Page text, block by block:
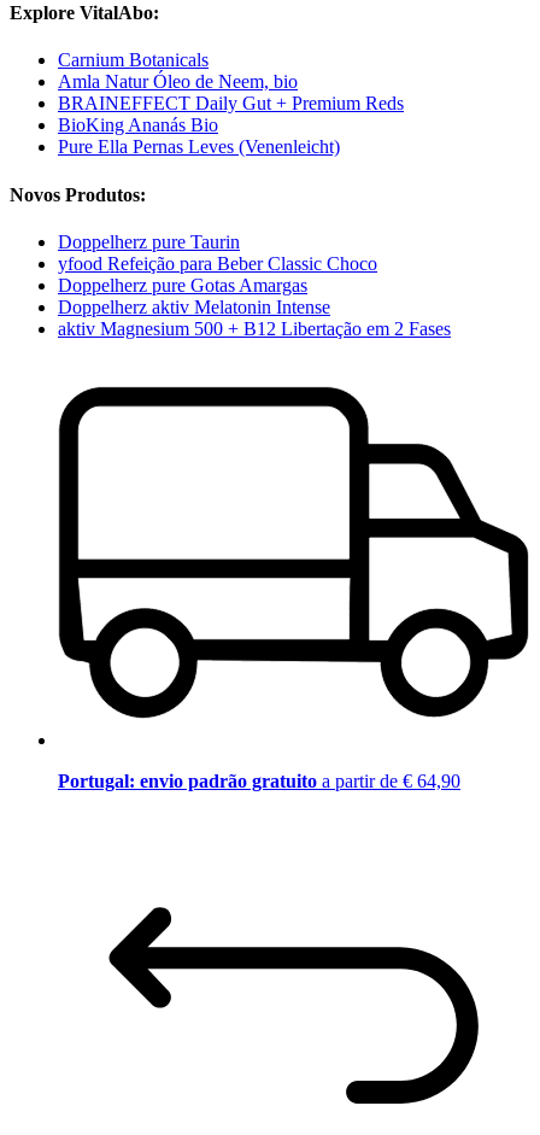
Explore VitalAbo:
Carnium Botanicals
Amla Natur Óleo de Neem, bio
BRAINEFFECT Daily Gut + Premium Reds
BioKing Ananás Bio
Pure Ella Pernas Leves (Venenleicht)
Novos Produtos:
Doppelherz pure Taurin
yfood Refeição para Beber Classic Choco
Doppelherz pure Gotas Amargas
Doppelherz aktiv Melatonin Intense
aktiv Magnesium 500 + B12 Libertação em 2 Fases
Portugal: envio padrão gratuito a partir de € 64,90